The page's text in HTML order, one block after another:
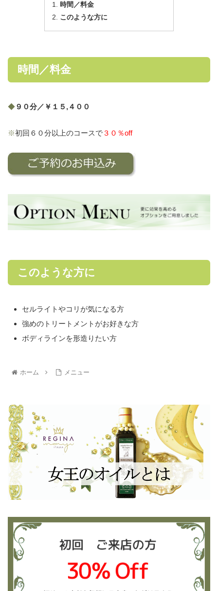
時間／料金
このような方に
時間／料金
◆９０分／￥１５,４００
※初回６０分以上のコースで３０％off
このような方に
セルライトやコリが気になる方
強めのトリートメントがお好きな方
ボディラインを形造りたい方
ホーム メニュー